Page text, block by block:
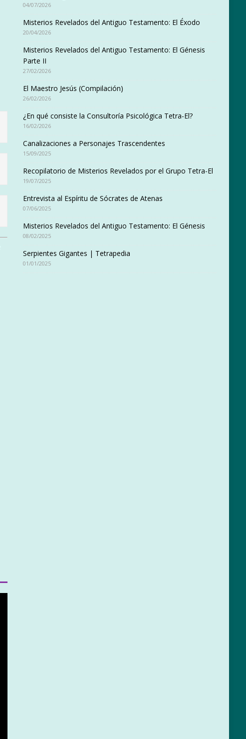
04/07/2026
Misterios Revelados del Antiguo Testamento: El Éxodo
20/04/2026
Misterios Revelados del Antiguo Testamento: El Génesis
Parte II
27/02/2026
El Maestro Jesús (Compilación)
26/02/2026
¿En qué consiste la Consultoría Psicológica Tetra-El?
16/02/2026
Canalizaciones a Personajes Trascendentes
15/09/2025
Recopilatorio de Misterios Revelados por el Grupo Tetra-El
19/07/2025
Entrevista al Espíritu de Sócrates de Atenas
07/06/2025
Misterios Revelados del Antiguo Testamento: El Génesis
08/02/2025
Serpientes Gigantes | Tetrapedia
01/01/2025